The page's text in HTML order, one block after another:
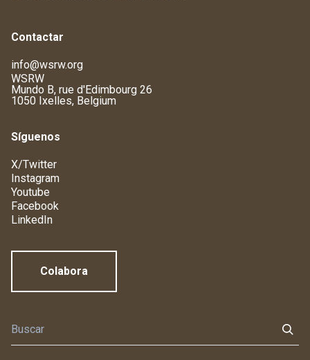
Contactar
info@wsrw.org
WSRW
Mundo B, rue d'Edimbourg 26
1050 Ixelles, Belgium
Síguenos
X/Twitter
Instagram
Youtube
Facebook
LinkedIn
Colabora